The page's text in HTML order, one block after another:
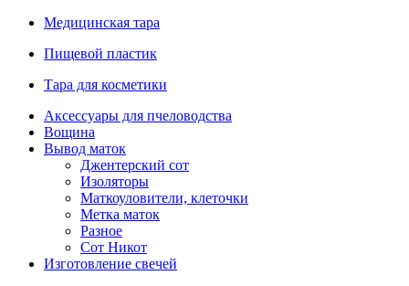
Медицинская тара
Пищевой пластик
Тара для косметики
Аксессуары для пчеловодства
Вощина
Вывод маток
Джентерский сот
Изоляторы
Маткоуловители, клеточки
Метка маток
Разное
Сот Никот
Изготовление свечей